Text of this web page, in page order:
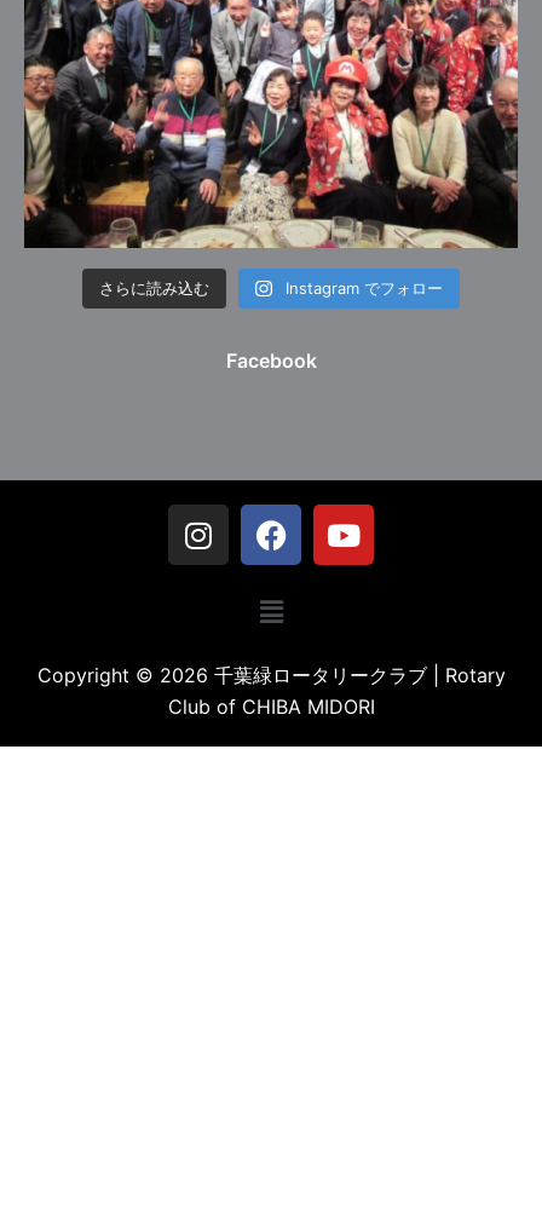
さらに読み込む Instagram でフォロー
Facebook
Copyright © 2026 千葉緑ロータリークラブ | Rotary
Club of CHIBA MIDORI